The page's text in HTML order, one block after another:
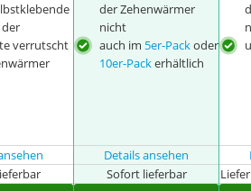
der
verrutscht
der Zehenwärmer
nicht
auch im 5er-Packoder
10er-Packerhältlich
Details ansehen
Sofort lieferbar